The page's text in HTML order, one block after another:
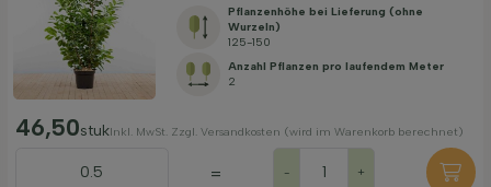
Pflanzenhöhe bei Lieferung (ohne
Wurzeln)
125-150
Anzahl Pflanzen pro laufendem Meter
2
46,50stukInkl. MwSt. Zzgl. Versandkosten (wird im Warenkorb berechnet)
= - +